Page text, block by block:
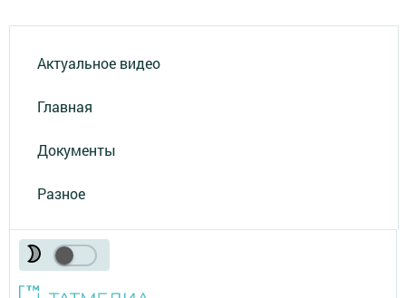
Актуальное видео
Главная
Документы
Разное